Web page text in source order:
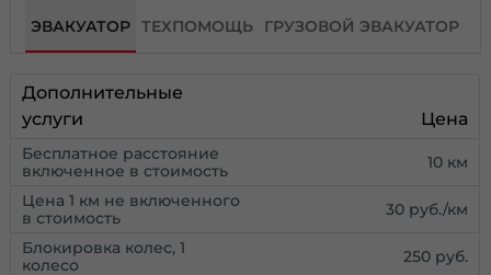
ЭВАКУАТОР ТЕХПОМОЩЬ ГРУЗОВОЙ ЭВАКУАТОР
Дополнительные
услуги
Цена
Бесплатное расстояние
включенное в стоимость
10 км
Цена 1 км не включенного
в стоимость
30 руб./км
Блокировка колес, 1
колесо
250 руб.